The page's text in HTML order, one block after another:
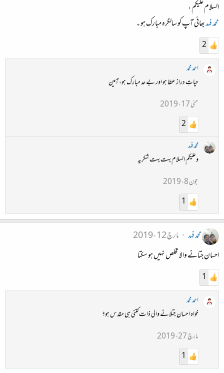
السلام علیکم ،
محمد فہدبھائی آپ کو سالگرہ مبارک ہو ۔
2
احمد محمد
حیاتِ دراز عطا ہو اور بے حد مبارک ہو، آمین
مئی 17، 2019
2
محمد فہد
وعلیکم السلام بہت بہت شکریہ
جون 8، 2019
1
محمد فہد
مارچ 12، 2019
احسان جتانے والا مخلص نہیں ہو سکتا
1
احمد محمد
خواہ احسان جتلانے والی ذات کتنی ہی مقدس ہو؟
مارچ 27، 2019
1